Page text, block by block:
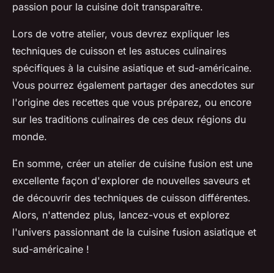
passion pour la cuisine doit transparaître.
Lors de votre atelier, vous devrez expliquer les
techniques de cuisson et les astuces culinaires
spécifiques à la cuisine asiatique et sud-américaine.
Vous pourrez également partager des anecdotes sur
l'origine des recettes que vous préparez, ou encore
sur les traditions culinaires de ces deux régions du
monde.
En somme, créer un atelier de cuisine fusion est une
excellente façon d'explorer de nouvelles saveurs et
de découvrir des techniques de cuisson différentes.
Alors, n'attendez plus, lancez-vous et explorez
l'univers passionnant de la cuisine fusion asiatique et
sud-américaine !